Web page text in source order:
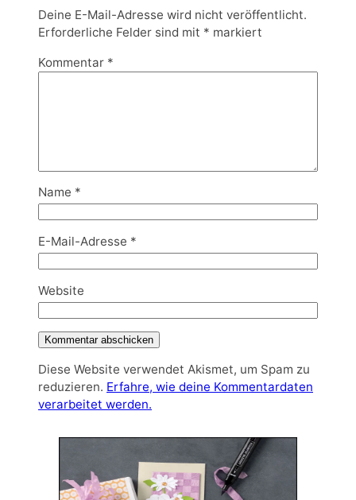
Deine E-Mail-Adresse wird nicht veröffentlicht.
Erforderliche Felder sind mit * markiert
Kommentar *
Name *
E-Mail-Adresse *
Website
Diese Website verwendet Akismet, um Spam zu
reduzieren. Erfahre, wie deine Kommentardaten
verarbeitet werden.